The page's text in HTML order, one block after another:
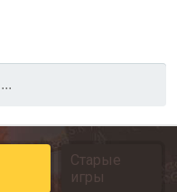
Старые
игры